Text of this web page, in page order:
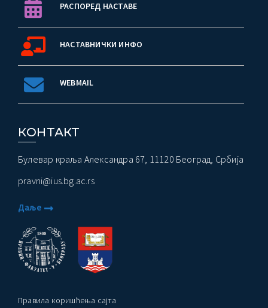
РАСПОРЕД НАСТАВЕ
НАСТАВНИЧКИ ИНФО
WEBMAIL
КОНТАКТ
Булевар краља Александра 67, 11120 Београд, Србија
pravni@ius.bg.ac.rs
Даље
Правила коришћења сајта